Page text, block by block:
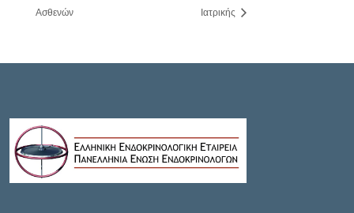
Ασθενών
Ιατρικής